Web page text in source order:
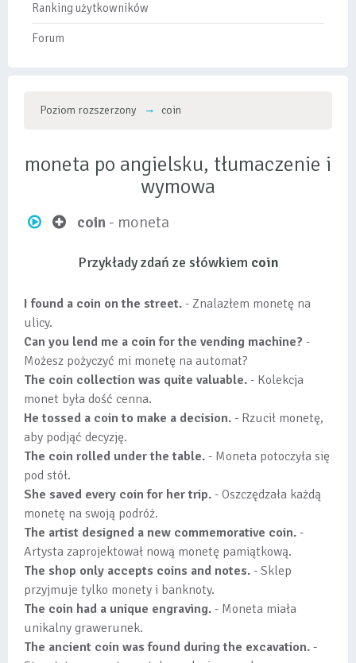
Ranking użytkowników
Forum
Poziom rozszerzony coin
moneta po angielsku, tłumaczenie i
wymowa
coin - moneta
Przykłady zdań ze słówkiem coin
I found a coin on the street. - Znalazłem monetę na
ulicy.
Can you lend me a coin for the vending machine? -
Możesz pożyczyć mi monetę na automat?
The coin collection was quite valuable. - Kolekcja
monet była dość cenna.
He tossed a coin to make a decision. - Rzucił monetę,
aby podjąć decyzję.
The coin rolled under the table. - Moneta potoczyła się
pod stół.
She saved every coin for her trip. - Oszczędzała każdą
monetę na swoją podróż.
The artist designed a new commemorative coin. -
Artysta zaprojektował nową monetę pamiątkową.
The shop only accepts coins and notes. - Sklep
przyjmuje tylko monety i banknoty.
The coin had a unique engraving. - Moneta miała
unikalny grawerunek.
The ancient coin was found during the excavation. -